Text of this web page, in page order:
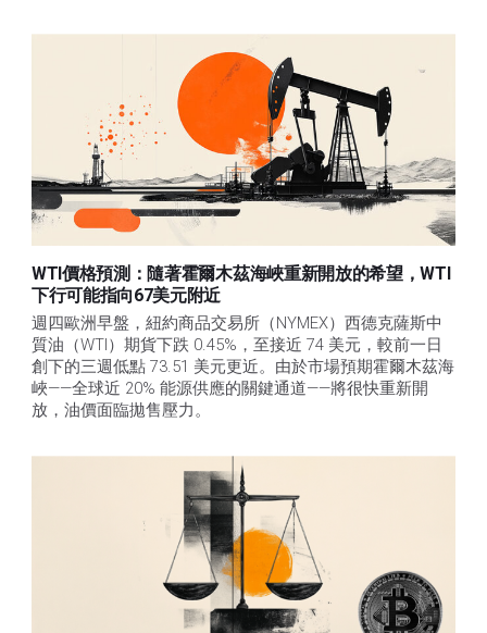
WTI價格預測：隨著霍爾木茲海峽重新開放的希望，WTI
下行可能指向67美元附近
週四歐洲早盤，紐約商品交易所（NYMEX）西德克薩斯中
質油（WTI）期貨下跌 0.45%，至接近 74 美元，較前一日
創下的三週低點 73.51 美元更近。由於市場預期霍爾木茲海
峽——全球近 20% 能源供應的關鍵通道——將很快重新開
放，油價面臨拋售壓力。